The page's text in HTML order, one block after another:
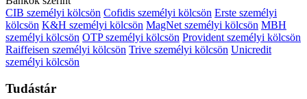
CIB személyi kölcsön Cofidis személyi kölcsön Erste személyi
kölcsön K&H személyi kölcsön MagNet személyi kölcsön MBH
személyi kölcsön OTP személyi kölcsön Provident személyi kölcsön
Raiffeisen személyi kölcsön Trive személyi kölcsön Unicredit
személyi kölcsön
Tudástár